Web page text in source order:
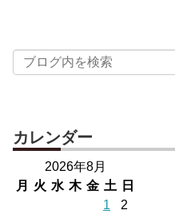
カレンダー
2026年8月
月
火 水 木 金 土 日
1
2